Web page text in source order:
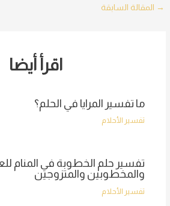
Post
→ المقالة السابقة
اقرأ أيضا
ما تفسير المرايا في الحلم؟
تفسير الأحلام
تفسير حلم الخطوبة في المنام
والمخطوبين والمتزوجين
تفسير الأحلام